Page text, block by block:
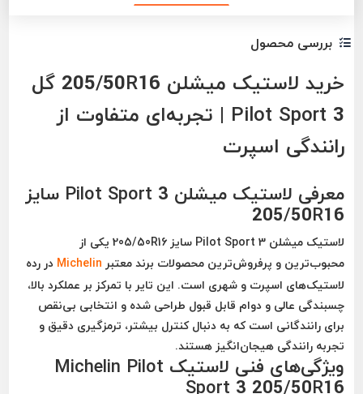
بررسی محصول
خرید لاستیک میشلن 205/50R16 گل
Pilot Sport 3 | تجربه‌ای متفاوت از
رانندگی اسپرت
معرفی لاستیک میشلن Pilot Sport 3 سایز
205/50R16
لاستیکمیشلن Pilot Sport 3 سایز 205/50R16
یکی از
محبوب‌ترین و پرفروش‌ترین محصولات برند معتبر Michelin در رده
لاستیک‌های اسپرت و شهری است. این تایر با تمرکز بر عملکرد بالا،
چسبندگی عالی و دوام قابل قبول طراحی شده و انتخابی بی‌نقص
برای رانندگانی است که به دنبالکنترل بیشتر، ترمزگیری دقیق و
تجربه رانندگی هیجان‌انگیزهستند.
ویژگی‌های فنی لاستیک Michelin Pilot
Sport 3 205/50R16